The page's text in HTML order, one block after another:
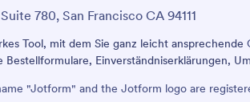
780, San Francisco CA 94111
Tool, mit dem Sie ganz leicht ansprechende
Bestellformulare, Einverständniserklärungen,
"Jotform" and the Jotform logo are